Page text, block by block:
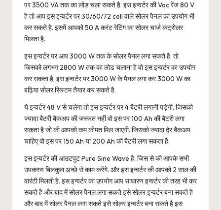
पर 3500 VA तक का लोड चला सकते है. इस इन्वर्टर की Voc रेंज 80 V
है तो आप इस इन्वर्टर पर 30/60/72 cell वाले सोलर पैनल का उपयोग भी
कर सकते है. इसमें आपको 50 A करंट रेटिंग का सोलर चार्ज कंट्रोलर
मिलता है.
इस इन्वर्टर पर आप 3000 W तक के सोलर पैनल लगा सकते है. तो
जिसको लगभग 2800 W तक का लोड चलाना है वो इस इन्वर्टर का उपयोग
कर सकता है. इस इन्वर्टर पर 3000 W के पैनल लगा कर 3000 W का
बढ़िया सोलर सिस्टम तैयार कर सकते है.
ये इन्वर्टर 48 V से चलेगा तो इस इन्वर्टर पर 4 बैटरी लगानी पड़ेगी. जिसको
ज्यादा बैटरी बैकअप की जरूरत नहीं वो इस पर 100 Ah की बैटरी लगा
सकता है जो की आपको कम कीमत मिल जाएगी. जिसको ज्यादा देर बैकअप
चाहिए वो इस पर 150 Ah या 200 Ah की बैटरी लगा सकता है.
इस इन्वर्टर की आउटपुट Pure Sine Wave है. जिस से की आपके सभी
उपकरण बिलकुल अच्छे से काम करेंगे. और इस इन्वर्टर की आपको 2 साल की
वारंटी मिलती है. इस इन्वर्टर का उपयोग आप साधारण इन्वर्टर की तरह भी कर
सकते है और बाद में सोलर पैनल लगा सकते इसे सोलर इन्वर्टर बना सकते है
और बाद में सोलर पैनल लगा सकते इसे सोलर इन्वर्टर बना सकते है इस